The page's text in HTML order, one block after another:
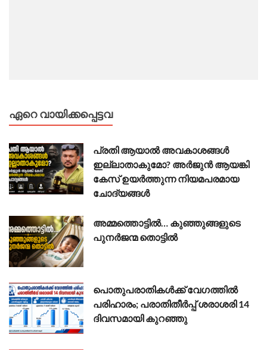
ഏറെ വായിക്കപ്പെട്ടവ
പ്രതി ആയാൽ അവകാശങ്ങൾ
ഇല്ലാതാകുമോ? അർജുൻ ആയങ്കി
കേസ് ഉയർത്തുന്ന നിയമപരമായ
ചോദ്യങ്ങൾ
അമ്മത്തൊട്ടിൽ… കുഞ്ഞുങ്ങളുടെ
പുനർജന്മ തൊട്ടിൽ
പൊതുപരാതികൾക്ക് വേഗത്തിൽ
പരിഹാരം; പരാതിതീർപ്പ് ശരാശരി 14
ദിവസമായി കുറഞ്ഞു